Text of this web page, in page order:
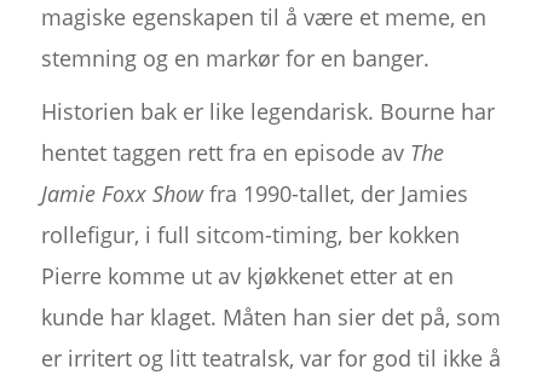
magiske egenskapen til å være et meme, en
stemning og en markør for en banger.
Historien bak er like legendarisk. Bourne har
hentet taggen rett fra en episode av The
Jamie Foxx Showfra 1990-tallet, der Jamies
rollefigur, i full sitcom-timing, ber kokken
Pierre komme ut av kjøkkenet etter at en
kunde har klaget. Måten han sier det på, som
er irritert og litt teatralsk, var for god til ikke å